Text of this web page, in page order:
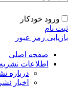
ورود خودکار
نام
رمز عبور
صفحه اصلی
اطلاعات نشریه
درباره
اخبار نشریه